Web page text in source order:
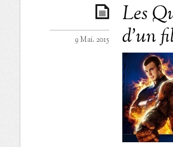
Les
d’un
9 Mai. 2015